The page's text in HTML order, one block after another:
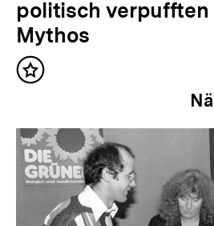
o
r
h
e
i
g
e
politisch verpufften
Mythos
Inhalt